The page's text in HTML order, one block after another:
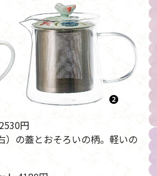
円
）の蓋とおそろいの柄。軽いの